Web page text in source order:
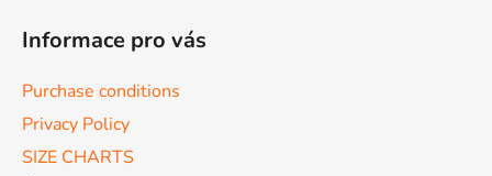
Informace pro vás
Purchase conditions
Privacy Policy
SIZE CHARTS